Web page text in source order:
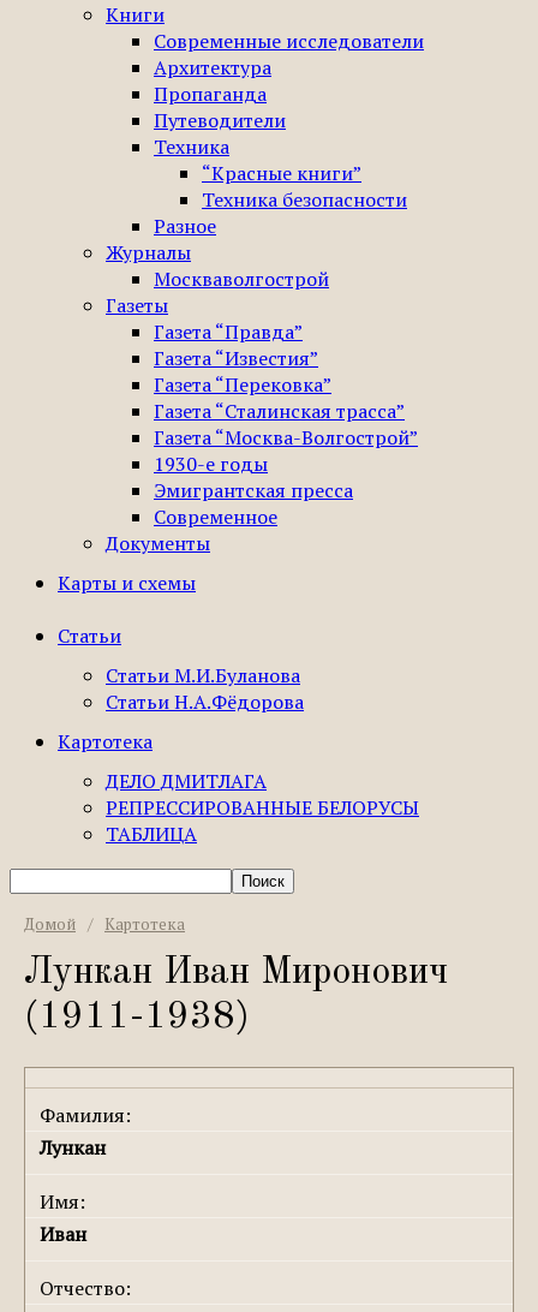
Книги
Современные исследователи
Архитектура
Пропаганда
Путеводители
Техника
“Красные книги”
Техника безопасности
Разное
Журналы
Москваволгострой
Газеты
Газета “Правда”
Газета “Известия”
Газета “Перековка”
Газета “Сталинская трасса”
Газета “Москва-Волгострой”
1930-е годы
Эмигрантская пресса
Современное
Документы
Карты и схемы
Статьи
Статьи М.И.Буланова
Статьи Н.А.Фёдорова
Картотека
ДЕЛО ДМИТЛАГА
РЕПРЕССИРОВАННЫЕ БЕЛОРУСЫ
ТАБЛИЦА
Домой / Картотека
Лункан Иван Миронович
(1911-1938)
Фамилия:
Лункан
Имя:
Иван
Отчество: